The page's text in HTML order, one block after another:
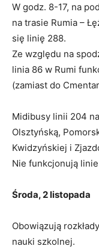
W godz. 8-17, na
na trasie Rumia –
się linię 288.
Ze względu na
linia 86 w Rumi
(zamiast do
Midibusy linii 204
Olsztyńską,
Kwidzyńskiej i
Nie funkcjonują
Środa, 2 listopada
Obowiązują
nauki szkolnej.